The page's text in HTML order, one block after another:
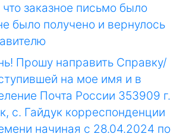
заказное письмо было
было получено и вернулось
Прошу направить Справку/
на мое имя и в
Почта России 353909 г.
с. Гайдук корреспонденции
начиная с 28.04.2024 по